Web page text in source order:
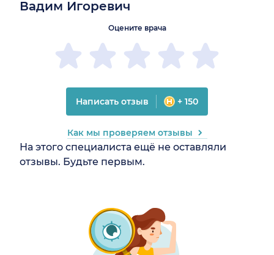
Вадим Игоревич
На этого специалиста ещё не оставляли
отзывы. Будьте первым.
Оцените врача
Написать отзыв + 150
Как мы проверяем отзывы